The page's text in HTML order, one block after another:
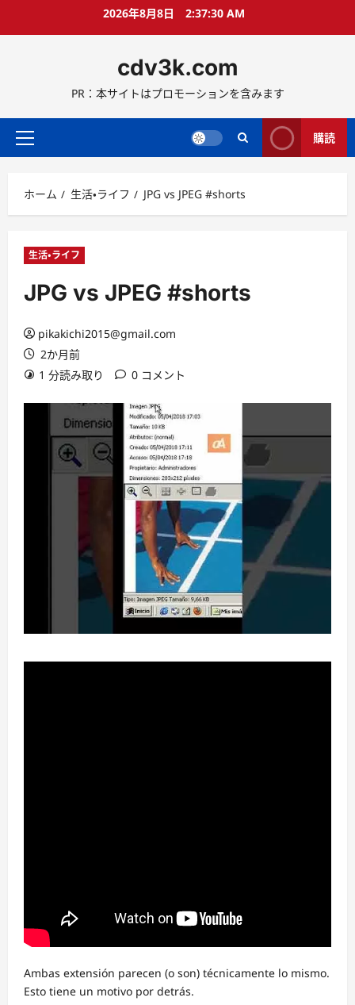
ス
ッ
2026年8月8日 2:37:31 AM
cdv3k.com
PR：本サイトはプロモーションを含みます
メ
メ
ニ
ー
購読
ホーム 生活・ライフ JPG vs JPEG #shorts
生活・ライフ
JPG vs JPEG #shorts
pikakichi2015@gmail.com
2か月前
1 分読み取り
0 コメント
Ambas extensión parecen (o son) técnicamente lo mismo.
Esto tiene un motivo por detrás.